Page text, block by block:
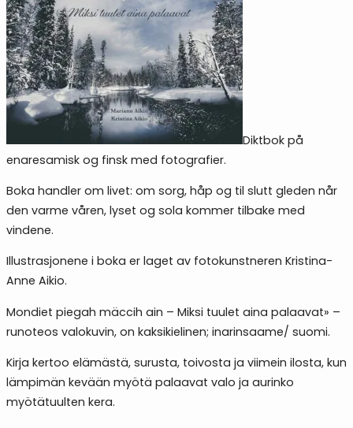
Diktbok på
enaresamisk og finsk med fotografier.
Boka handler om livet: om sorg, håp og til slutt gleden når
den varme våren, lyset og sola kommer tilbake med
vindene.
Illustrasjonene i boka er laget av fotokunstneren Kristina-
Anne Aikio.
Mondiet piegah mäccih ain – Miksi tuulet aina palaavat» –
runoteos valokuvin, on kaksikielinen; inarinsaame/ suomi.
Kirja kertoo elämästä, surusta, toivosta ja viimein ilosta, kun
lämpimän kevään myötä palaavat valo ja aurinko
myötätuulten kera.